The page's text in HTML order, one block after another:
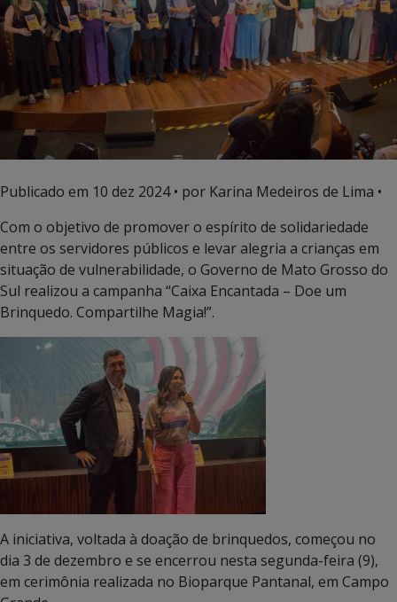
Publicado em 10 dez 2024• por Karina Medeiros de Lima •
Com o objetivo de promover o espírito de solidariedade
entre os servidores públicos e levar alegria a crianças em
situação de vulnerabilidade, o Governo de Mato Grosso do
Sul realizou a campanha “Caixa Encantada – Doe um
Brinquedo. Compartilhe Magia!”.
A iniciativa, voltada à doação de brinquedos, começou no
dia 3 de dezembro e se encerrou nesta segunda-feira (9),
em cerimônia realizada no Bioparque Pantanal, em Campo